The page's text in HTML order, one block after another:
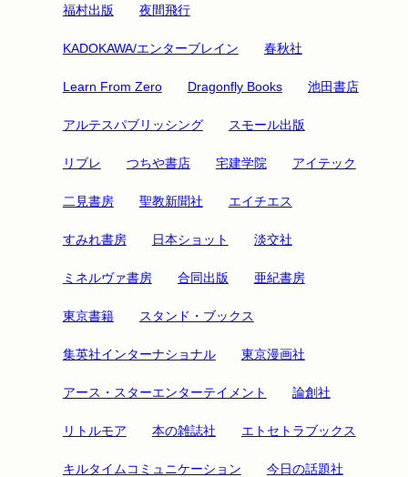
福村出版 夜間飛行
KADOKAWA/エンターブレイン 春秋社
Learn From Zero Dragonfly Books 池田書店
アルテスパブリッシング スモール出版
リブレ つちや書店 宅建学院 アイテック
二見書房 聖教新聞社 エイチエス
すみれ書房 日本ショット 淡交社
ミネルヴァ書房 合同出版 亜紀書房
東京書籍 スタンド・ブックス
集英社インターナショナル 東京漫画社
アース・スターエンターテイメント 論創社
リトルモア 本の雑誌社 エトセトラブックス
キルタイムコミュニケーション 今日の話題社